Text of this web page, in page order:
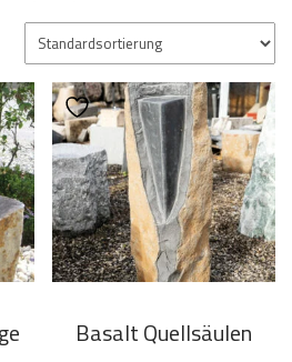
Basalt Quellsäulen